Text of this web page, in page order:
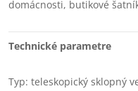
domácnosti, butikové
Technické parametre
Typ: teleskopický sklopný